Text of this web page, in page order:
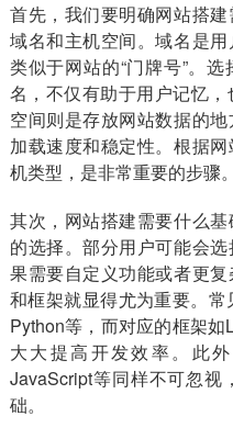
首先，我们要明确网站搭
域名和主机空间。域名是
类似于网站的“门牌号”。
名，不仅有助于用户记忆
空间则是存放网站数据的
加载速度和稳定性。根据
机类型，是非常重要的步骤。
其次，网站搭建需要什么
的选择。部分用户可能会
果需要自定义功能或者更
和框架就显得尤为重要。常
Python等，而对应的框架
大大提高开发效率。此外
JavaScript等同样不可忽
础。